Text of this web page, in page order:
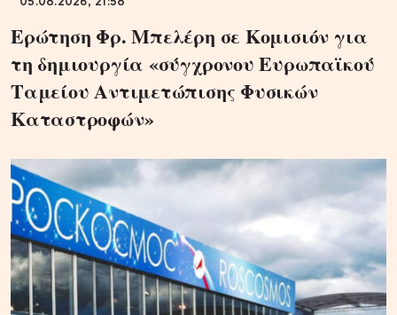
Ερώτηση Φρ. Μπελέρη σε Κομισιόν για
τη δημιουργία «σύγχρονου Ευρωπαϊκού
Ταμείου Αντιμετώπισης Φυσικών
Καταστροφών»